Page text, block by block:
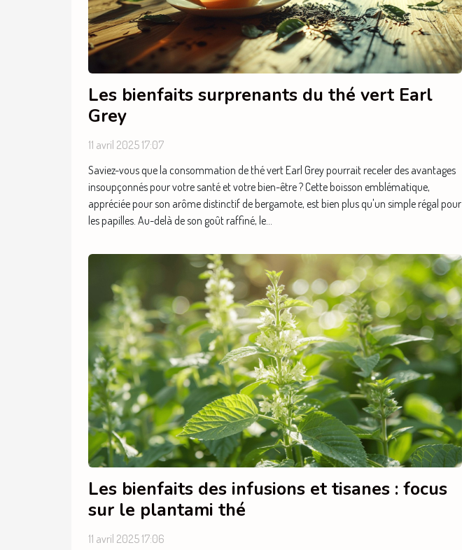
Les bienfaits surprenants du thé vert Earl
Grey
11 avril 2025 17:07
Saviez-vous que la consommation de thé vert Earl Grey pourrait receler des avantages
insoupçonnés pour votre santé et votre bien-être ? Cette boisson emblématique,
appréciée pour son arôme distinctif de bergamote, est bien plus qu'un simple régal pour
les papilles. Au-delà de son goût raffiné, le...
Les bienfaits des infusions et tisanes : focus
sur le plantami thé
11 avril 2025 17:06